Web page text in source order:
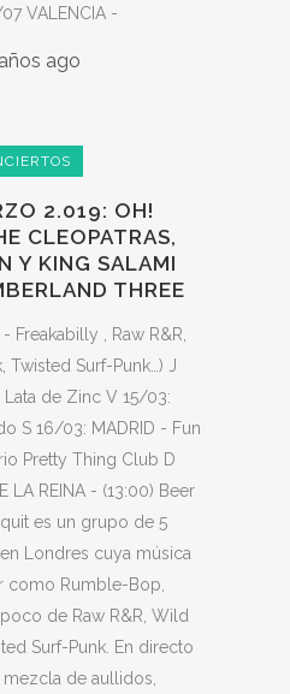
VALENCIA -
ago
2.019: OH!
CLEOPATRAS,
Y KING SALAMI
THREE
Freakabilly , Raw R&R,
Twisted Surf-Punk…) J
de Zinc V 15/03:
S 16/03: MADRID - Fun
Pretty Thing Club D
LA REINA - (13:00) Beer
es un grupo de 5
Londres cuya música
como Rumble-Bop,
de Raw R&R, Wild
Surf-Punk. En directo
de aullidos,